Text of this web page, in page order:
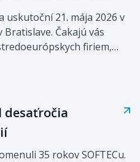
uskutoční 21. mája 2026 v
Čakajú vás
firiem,
desaťročia
35 rokov SOFTECu.